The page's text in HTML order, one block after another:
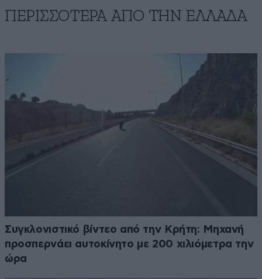
ΠΕΡΙΣΣΟΤΕΡΑ ΑΠΟ ΤΗΝ ΕΛΛΑΔΑ
Συγκλονιστικό βίντεο από την Κρήτη: Μηχανή
προσπερνάει αυτοκίνητο με 200 χιλιόμετρα την
ώρα